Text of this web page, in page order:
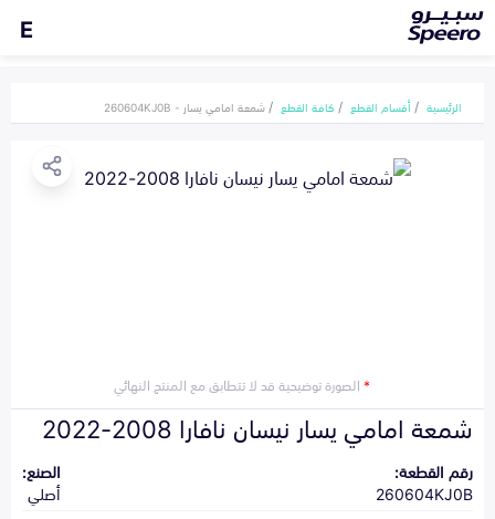
E
الرئيسية أقسام القطع كافة القطع شمعة امامي يسار - 260604KJ0B
*الصورة توضيحية قد لا تتطابق مع المنتج النهائي
شمعة امامي يسار نيسان نافارا 2008-2022
رقم القطعة:
260604KJ0B
الصنع:
أصلي